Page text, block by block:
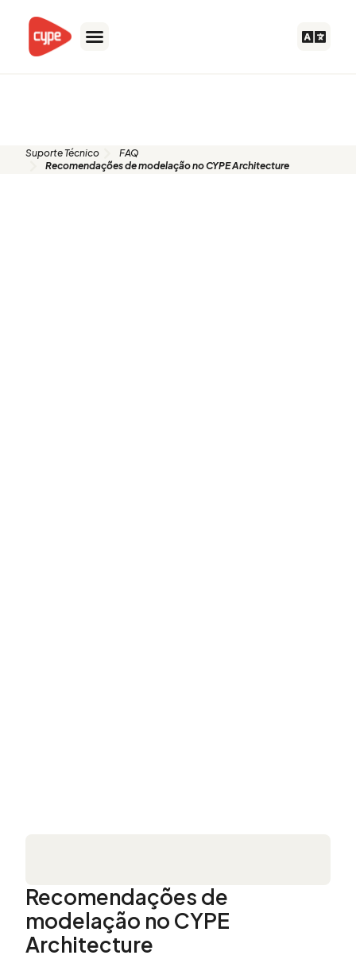
conteúdo
Suporte Técnico
FAQ
Recomendações de modelação no CYPE Architecture
Recomendações de
modelação no CYPE
Architecture